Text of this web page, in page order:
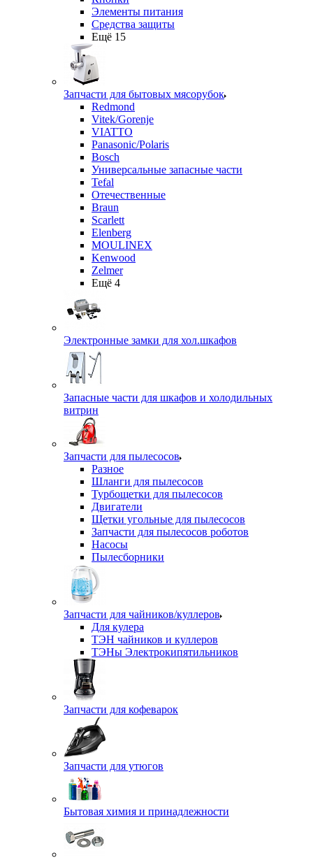
Элементы питания
Средства защиты
Ещё 15
Запчасти для бытовых мясорубок
Redmond
Vitek/Gorenje
VIATTO
Panasonic/Polaris
Bosch
Универсальные запасные части
Tefal
Отечественные
Braun
Scarlett
Elenberg
MOULINEX
Kenwood
Zelmer
Ещё 4
Электронные замки для хол.шкафов
Запасные части для шкафов и холодильных
витрин
Запчасти для пылесосов
Разное
Шланги для пылесосов
Турбощетки для пылесосов
Двигатели
Щетки угольные для пылесосов
Запчасти для пылесосов роботов
Насосы
Пылесборники
Запчасти для чайников/куллеров
Для кулера
ТЭН чайников и куллеров
ТЭНы Электрокипятильников
Запчасти для кофеварок
Запчасти для утюгов
Бытовая химия и принадлежности